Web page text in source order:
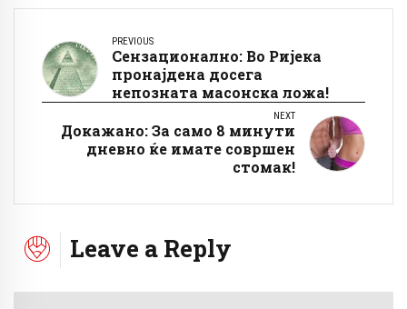
PREVIOUS
Сензационално: Во Ријека
пронајдена досега
непозната масонска ложа!
NEXT
Докажано: За само 8 минути
дневно ќе имате совршен
стомак!
Leave a Reply